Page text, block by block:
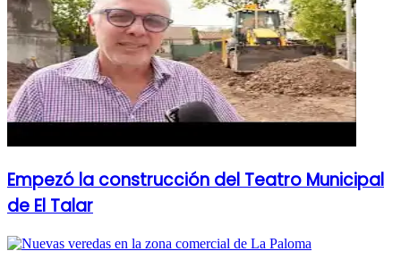
Empezó la construcción del Teatro Municipal
de El Talar